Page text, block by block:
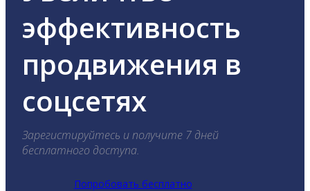
эффективность
продвижения в
соцсетях
Зарегистируйтесь и получите 7 дней
бесплатного доступа.
Попробовать бесплатно